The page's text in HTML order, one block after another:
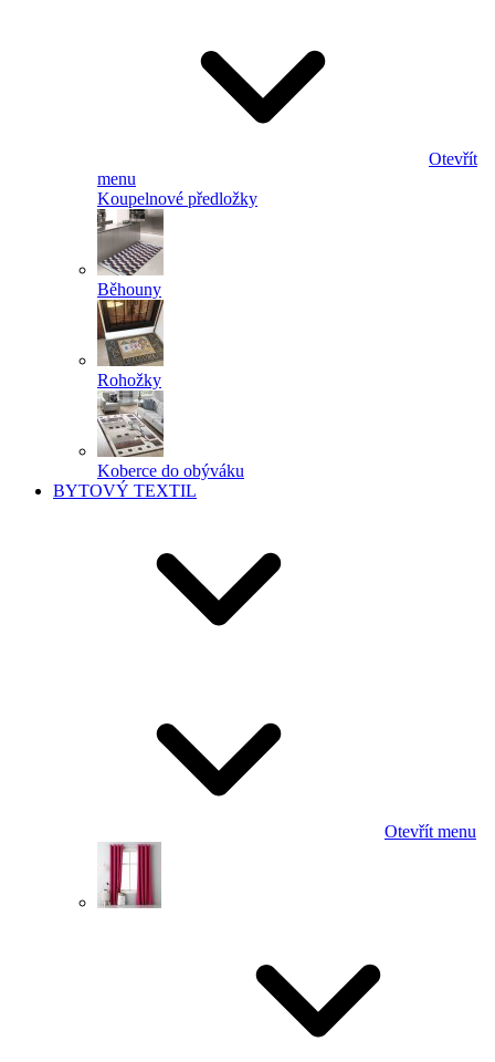
Otevřít
menu
Koupelnové předložky
Běhouny
Rohožky
Koberce do obýváku
BYTOVÝ TEXTIL
Otevřít menu